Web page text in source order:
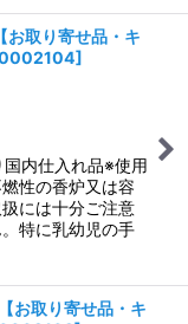
取り寄せ品・キ
]
内仕入れ品※使用
性の香炉又は容
には十分ご注意
特に乳幼児の手
取り寄せ品・キ